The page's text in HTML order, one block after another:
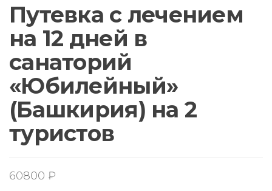
Путевка с лечением
на 12 дней в
санаторий
«Юбилейный»
(Башкирия) на 2
туристов
60800 ₽